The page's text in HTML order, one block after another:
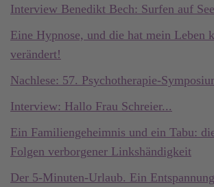
Interview Benedikt Bech: Surfen auf
Eine Hypnose, und die hat mein Leben
verändert!
Nachlese: 57. Psychotherapie-
Interview: Hallo Frau Schreier...
Ein Familiengeheimnis und ein Tabu:
Folgen verborgener Linkshändigkeit
Der 5-Minuten-Urlaub. Ein